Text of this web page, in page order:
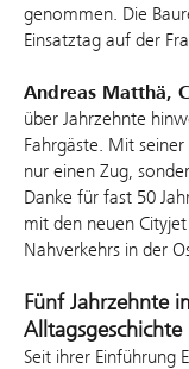
genommen. Die
Einsatztag auf der
Andreas Matthä,
über Jahrzehnte
Fahrgäste. Mit
nur einen Zug,
Danke für fast 50
mit den neuen
Nahverkehrs in der
Fünf Jahrzehnte
Alltagsgeschichte
Seit ihrer Einführung